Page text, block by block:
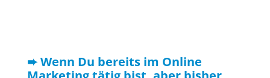
➨ Wenn Du bereits im Online